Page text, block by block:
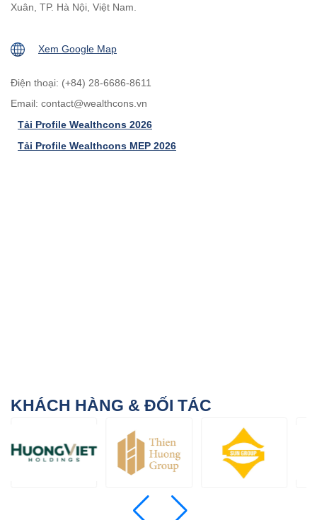
Xuân, TP. Hà Nội, Việt Nam.
Xem Google Map
Điện thoại: (+84) 28-6686-8611
Email: contact@wealthcons.vn
Tải Profile Wealthcons 2026
Tải Profile Wealthcons MEP 2026
KHÁCH HÀNG & ĐỐI TÁC